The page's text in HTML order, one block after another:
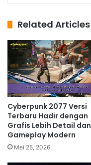
Related Articles
Cyberpunk 2077 Versi
Terbaru Hadir dengan
Grafis Lebih Detail dan
Gameplay Modern
Mei 25, 2026